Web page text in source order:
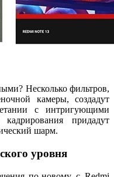
Несколько фильтров,
камеры, создадут
с интригующими
кадрирования придадут
шарм.
уровня